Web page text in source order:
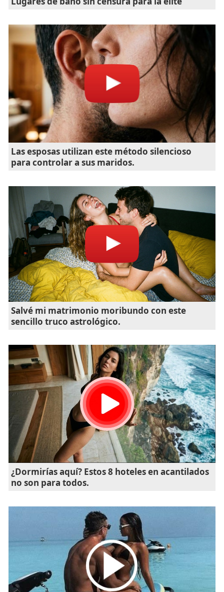
Las esposas utilizan este método silencioso
para controlar a sus maridos.
Salvé mi matrimonio moribundo con este
sencillo truco astrológico.
¿Dormirías aquí? Estos 8 hoteles en acantilados
no son para todos.